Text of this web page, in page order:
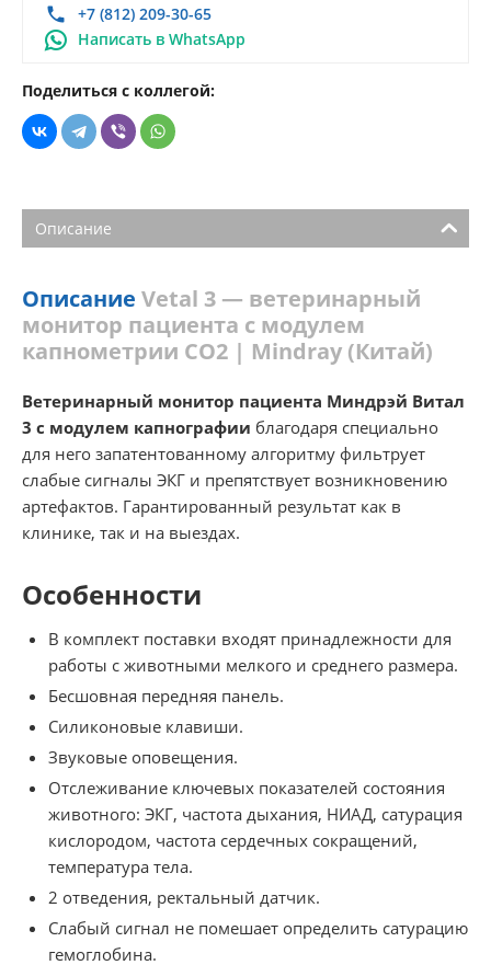
+7 (812) 209-30-65
Написать в WhatsApp
Поделиться с коллегой:
Описание
Описание Vetal 3 — ветеринарный
монитор пациента с модулем
капнометрии CO2 | Mindray (Китай)
Ветеринарный монитор пациента Миндрэй Витал
3 с модулем капнографии благодаря специально
для него запатентованному алгоритму фильтрует
слабые сигналы ЭКГ и препятствует возникновению
артефактов. Гарантированный результат как в
клинике, так и на выездах.
Особенности
В комплект поставки входят принадлежности для
работы с животными мелкого и среднего размера.
Бесшовная передняя панель.
Силиконовые клавиши.
Звуковые оповещения.
Отслеживание ключевых показателей состояния
животного: ЭКГ, частота дыхания, НИАД, сатурация
кислородом, частота сердечных сокращений,
температура тела.
2 отведения, ректальный датчик.
Слабый сигнал не помешает определить сатурацию
гемоглобина.